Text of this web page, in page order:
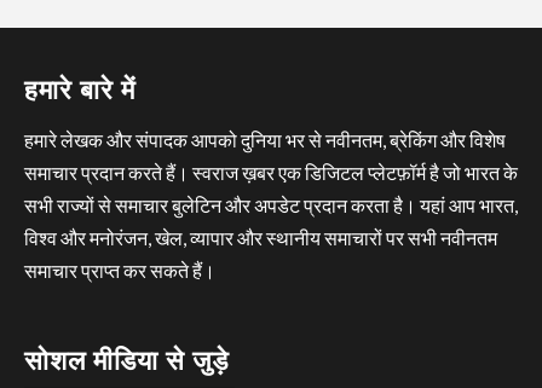
हमारे बारे में
हमारे लेखक और संपादक आपको दुनिया भर से नवीनतम, ब्रेकिंग और विशेष
समाचार प्रदान करते हैं। स्वराज ख़बर एक डिजिटल प्लेटफ़ॉर्म है जो भारत के
सभी राज्यों से समाचार बुलेटिन और अपडेट प्रदान करता है। यहां आप भारत,
विश्व और मनोरंजन, खेल, व्यापार और स्थानीय समाचारों पर सभी नवीनतम
समाचार प्राप्त कर सकते हैं।
सोशल मीडिया से जुड़े